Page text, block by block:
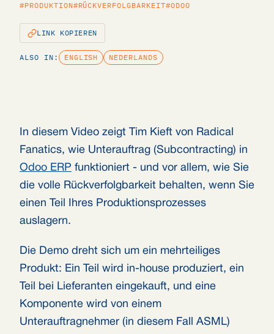
#PRODUKTION#RÜCKVERFOLGBARKEIT#ODOO
LINK KOPIEREN
ALSO IN: ENGLISH NEDERLANDS
In diesem Video zeigt Tim Kieft von Radical
Fanatics, wie Unterauftrag (Subcontracting) in
Odoo ERP funktioniert - und vor allem, wie Sie
die volle Rückverfolgbarkeit behalten, wenn Sie
einen Teil Ihres Produktionsprozesses
auslagern.
Die Demo dreht sich um ein mehrteiliges
Produkt: Ein Teil wird in-house produziert, ein
Teil bei Lieferanten eingekauft, und eine
Komponente wird von einem
Unterauftragnehmer (in diesem Fall ASML)